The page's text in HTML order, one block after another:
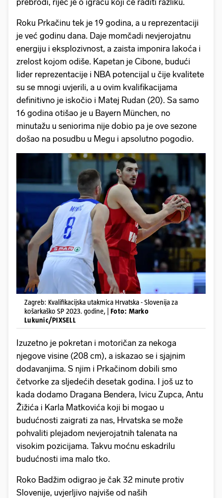
prebrodi, riječ je o igraču koji će raditi razliku.
Roku Prkačinu tek je 19 godina, a u reprezentaciji
je već godinu dana. Daje momčadi nevjerojatnu
energiju i eksplozivnost, a zaista imponira lakoća i
zrelost kojom odiše. Kapetan je Cibone, budući
lider reprezentacije i NBA potencijal u čije kvalitete
su se mnogi uvjerili, a u ovim kvalifikacijama
definitivno je iskočio i Matej Rudan (20). Sa samo
16 godina otišao je u Bayern München, no
minutažu u seniorima nije dobio pa je ove sezone
došao na posudbu u Megu i apsolutno pogodio.
Zagreb: Kvalifikacijska utakmica Hrvatska - Slovenija za
košarkaško SP 2023. godine, | Foto: Marko
Lukunic/PIXSELL
Izuzetno je pokretan i motoričan za nekoga
njegove visine (208 cm), a iskazao se i sjajnim
dodavanjima. S njim i Prkačinom dobili smo
četvorke za sljedećih desetak godina. I još uz to
kada dodamo Dragana Bendera, Ivicu Zupca, Antu
Žižića i Karla Matkovića koji bi mogao u
budućnosti zaigrati za nas, Hrvatska se može
pohvaliti plejadom nevjerojatnih talenata na
visokim pozicijama. Takvu moćnu eskadrilu
budućnosti ima malo tko.
Roko Badžim odigrao je čak 32 minute protiv
Slovenije, uvjerljivo najviše od naših